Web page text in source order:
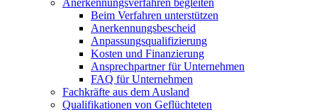
Anerkennungsverfahren begleiten
Beim Verfahren unterstützen
Anerkennungsbescheid
Anpassungsqualifizierung
Kosten und Finanzierung
Ansprechpartner für Unternehmen
FAQ für Unternehmen
Fachkräfte aus dem Ausland
Qualifikationen von Geflüchteten